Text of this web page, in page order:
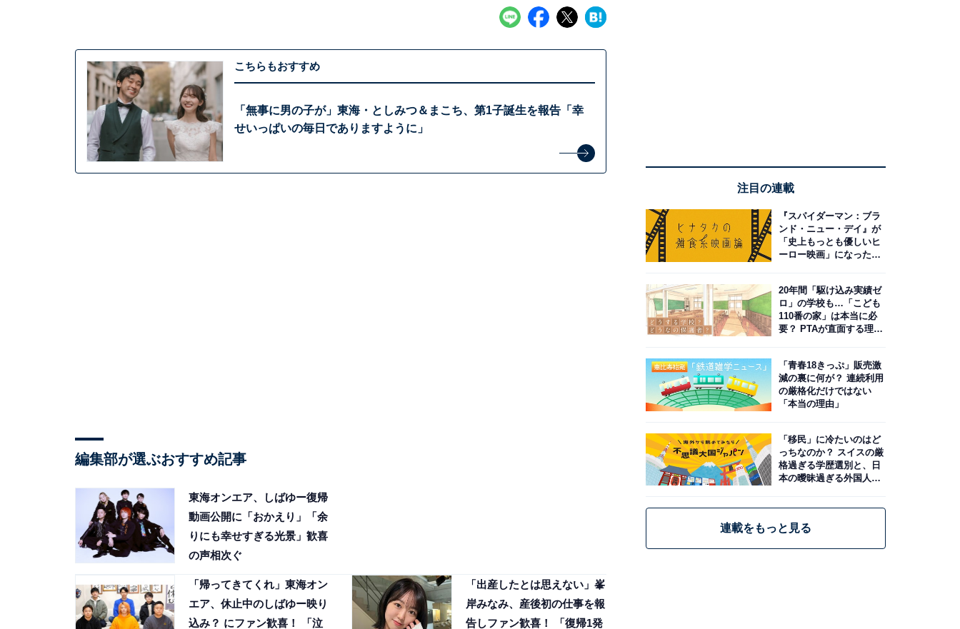
こちらもおすすめ
「無事に男の子が」東海・としみつ＆まこち、第1子誕生を報告「幸
せいっぱいの毎日でありますように」
編集部が選ぶおすすめ記事
東海オンエア、しばゆー復帰
動画公開に「おかえり」「余
りにも幸せすぎる光景」歓喜
の声相次ぐ
「帰ってきてくれ」東海オン
エア、休止中のしばゆー映り
込み？ にファン歓喜！ 「泣
「出産したとは思えない」峯
岸みなみ、産後初の仕事を報
告しファン歓喜！ 「復帰1発
注目の連載
『スパイダーマン：ブラ
ンド・ニュー・デイ』が
「史上もっとも優しいヒ
ーロー映画」になった理
20年間「駆け込み実績ゼ
ロ」の学校も…「こども
110番の家」は本当に必
要？ PTAが直面する理想
「青春18きっぷ」販売激
減の裏に何が？ 連続利用
の厳格化だけではない
「本当の理由」
「移民」に冷たいのはど
っちなのか？ スイスの厳
格過ぎる学歴選別と、日
本の曖昧過ぎる外国人政
連載をもっと見る